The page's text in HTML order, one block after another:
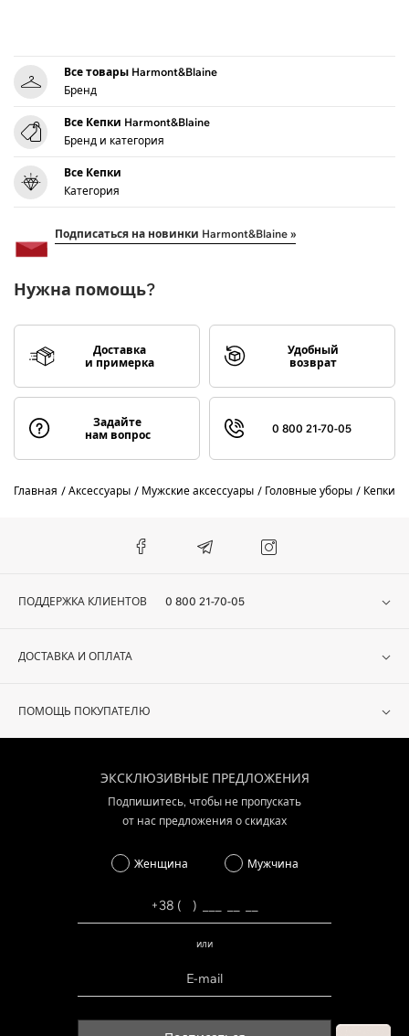
Все товары Harmont&Blaine
Бренд
Все Кепки Harmont&Blaine
Бренд и категория
Все Кепки
Категория
Подписаться на новинки Harmont&Blaine »
Нужна помощь?
Доставка
и примерка
Удобный
возврат
Задайте
нам вопрос
0 800 21-70-05
Главная Аксессуары Мужские аксессуары Головные уборы Кепки
ПОДДЕРЖКА КЛИЕНТОВ 0 800 21-70-05
ДОСТАВКА И ОПЛАТА
ПОМОЩЬ ПОКУПАТЕЛЮ
ЭКСКЛЮЗИВНЫЕ ПРЕДЛОЖЕНИЯ
Подпишитесь, чтобы не пропускать
от нас предложения о скидках
Женщина Мужчина
или